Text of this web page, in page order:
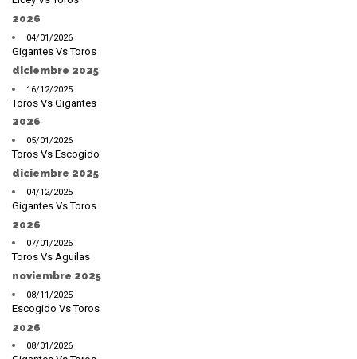
2026
04/01/2026
Gigantes Vs Toros
diciembre 2025
16/12/2025
Toros Vs Gigantes
2026
05/01/2026
Toros Vs Escogido
diciembre 2025
04/12/2025
Gigantes Vs Toros
2026
07/01/2026
Toros Vs Aguilas
noviembre 2025
08/11/2025
Escogido Vs Toros
2026
08/01/2026